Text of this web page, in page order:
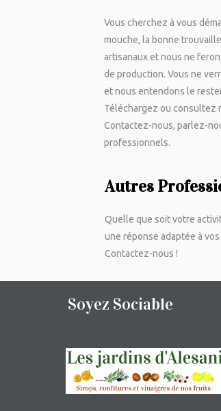
Vous cherchez à vous
mouche, la bonne
artisanaux et nous ne
de production. Vous ne
et nous entendons le
Téléchargez ou consultez
Contactez-nous, parlez-
professionnels.
Autres
Quelle que soit votre
une réponse adaptée à
Contactez-nous !
Soyez Sociable